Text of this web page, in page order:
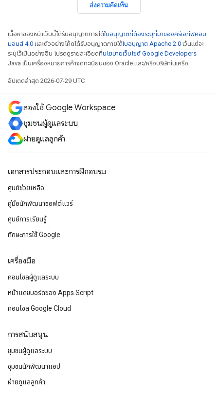
ส่งความคิดเห็น
เนื้อหาของหน้าเว็บนี้ได้รับอนุญาตภายใต้ใบอนุญาตที่ต้องระบุที่มาของครีเอทีฟคอม
มอนส์ 4.0 และตัวอย่างโค้ดได้รับอนุญาตภายใต้ใบอนุญาต Apache 2.0 เว้นแต่จะ
ระบุไว้เป็นอย่างอื่น โปรดดูรายละเอียดที่นโยบายเว็บไซต์ Google Developers
Java เป็นเครื่องหมายการค้าจดทะเบียนของ Oracle และ/หรือบริษัทในเครือ
อัปเดตล่าสุด 2026-07-29 UTC
ลองใช้ Google Workspace
ชุมชนผู้ดูแลระบบ
ฝ่ายดูแลลูกค้า
เอกสารประกอบและการฝึกอบรม
ศูนย์ช่วยเหลือ
คู่มือนักพัฒนาซอฟต์แวร์
ศูนย์การเรียนรู้
ทักษะการใช้ Google
เครื่องมือ
คอนโซลผู้ดูแลระบบ
หน้าแดชบอร์ดของ Apps Script
คอนโซล Google Cloud
การสนับสนุน
ชุมชนผู้ดูแลระบบ
ชุมชนนักพัฒนาแอป
ฝ่ายดูแลลูกค้า